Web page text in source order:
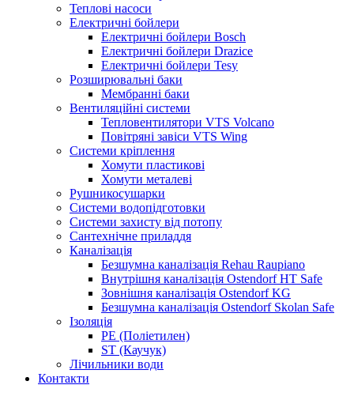
Теплові насоси
Електричні бойлери
Електричні бойлери Bosch
Електричні бойлери Drazice
Електричні бойлери Tesy
Розширювальні баки
Мембранні баки
Вентиляційні системи
Тепловентилятори VTS Volcano
Повітряні завіси VTS Wing
Системи кріплення
Хомути пластикові
Хомути металеві
Рушникосушарки
Системи водопідготовки
Системи захисту від потопу
Сантехнічне приладдя
Каналізація
Безшумна каналізація Rehau Raupiano
Внутрішня каналізація Ostendorf HT Safe
Зовнішня каналізація Ostendorf KG
Безшумна каналізація Ostendorf Skolan Safe
Ізоляція
PE (Поліетилен)
ST (Каучук)
Лічильники води
Контакти